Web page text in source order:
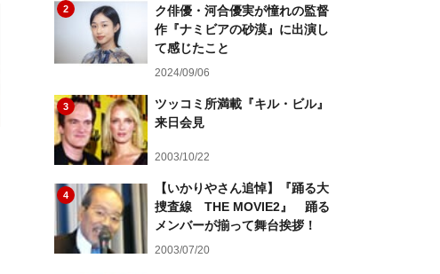
2
ク俳優・河合優実が憧れの監督
作『ナミビアの砂漠』に出演し
て感じたこと
2024/09/06
3
ツッコミ所満載『キル・ビル』
来日会見
2003/10/22
4
【いかりやさん追悼】『踊る大
捜査線 THE MOVIE2』 踊る
メンバーが揃って舞台挨拶！
2003/07/20